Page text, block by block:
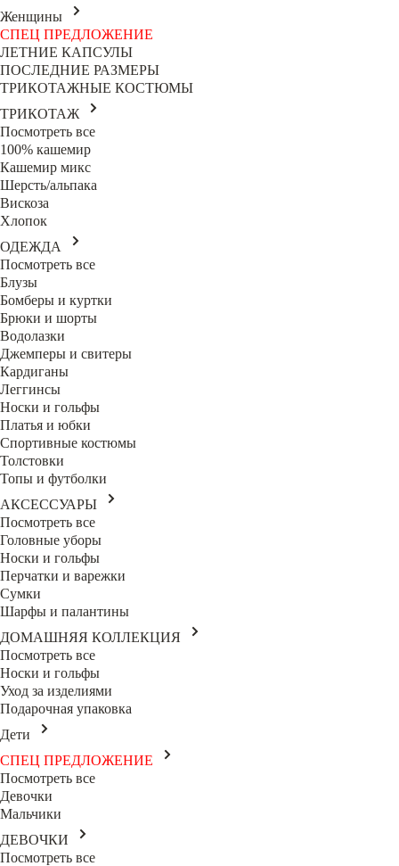
Женщины
СПЕЦ ПРЕДЛОЖЕНИЕ
ЛЕТНИЕ КАПСУЛЫ
ПОСЛЕДНИЕ РАЗМЕРЫ
ТРИКОТАЖНЫЕ КОСТЮМЫ
ТРИКОТАЖ
Посмотреть все
100% кашемир
Кашемир микс
Шерсть/альпака
Вискоза
Хлопок
ОДЕЖДА
Посмотреть все
Блузы
Бомберы и куртки
Брюки и шорты
Водолазки
Джемперы и свитеры
Кардиганы
Леггинсы
Носки и гольфы
Платья и юбки
Спортивные костюмы
Толстовки
Топы и футболки
АКСЕССУАРЫ
Посмотреть все
Головные уборы
Носки и гольфы
Перчатки и варежки
Сумки
Шарфы и палантины
ДОМАШНЯЯ КОЛЛЕКЦИЯ
Посмотреть все
Носки и гольфы
Уход за изделиями
Подарочная упаковка
Дети
СПЕЦ ПРЕДЛОЖЕНИЕ
Посмотреть все
Девочки
Мальчики
ДЕВОЧКИ
Посмотреть все